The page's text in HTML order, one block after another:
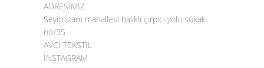
ADRESİMİZ
Seyitnizam mahallesi balıklı çırpıcı yolu sokak
no/35
AVCI TEKSTİL
İNSTAGRAM